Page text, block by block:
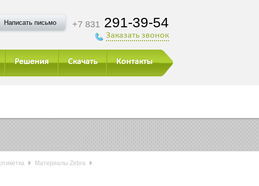
Написать письмо +7 831 291-39-54
Заказать звонок
Решения Скачать Контакты
Материалы Zebra